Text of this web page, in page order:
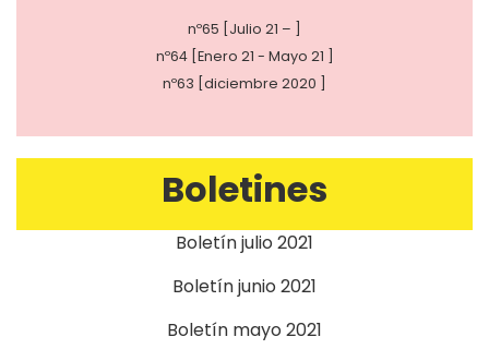
nº65 [Julio 21 – ]
nº64 [Enero 21 - Mayo 21 ]
nº63 [diciembre 2020 ]
Boletines
Boletín julio 2021
Boletín junio 2021
Boletín mayo 2021